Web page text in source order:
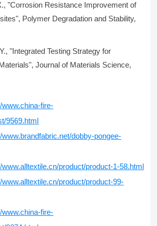
"Corrosion Resistance Improvement of
Polymer Degradation and Stability,
"Integrated Testing Strategy for
Journal of Materials Science,
www.china-fire-
9569.html
www.brandfabric.net/dobby-pongee-
www.alltextile.cn/product/product-1-58.html
www.alltextile.cn/product/product-99-
www.china-fire-